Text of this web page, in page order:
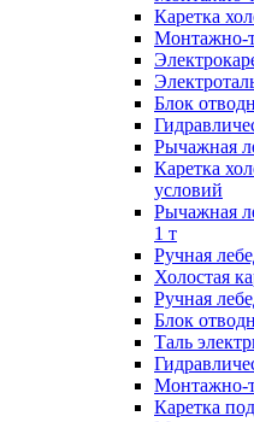
Каретка
Монтажно-
Блок
Рычажная
Каретка
условий
Рычажная
1 т
Ручная
Холостая
Ручная
Блок
Таль
Монтажно-
Каретка